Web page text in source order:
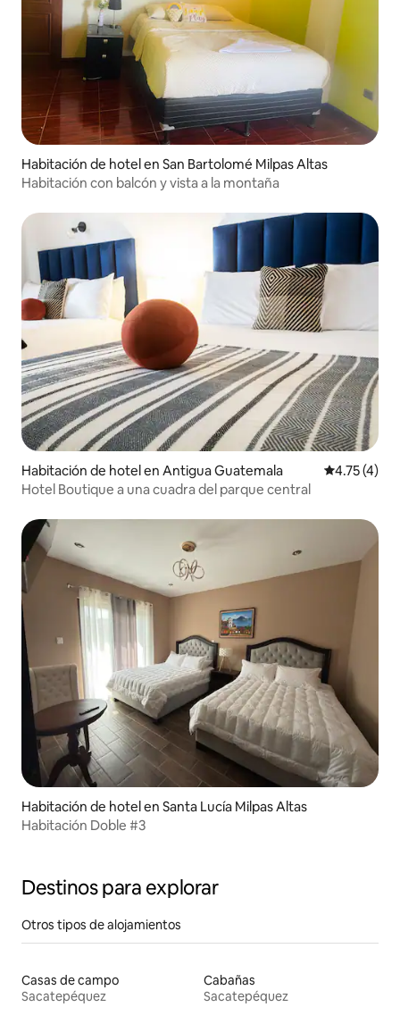
Habitación de hotel en San Bartolomé Milpas Altas
Habitación con balcón y vista a la montaña
Habitación de hotel en Antigua Guatemala Calificación
4.75 (4)
Hotel Boutique a una cuadra del parque central
Habitación de hotel en Santa Lucía Milpas Altas
Habitación Doble #3
Destinos para explorar
Otros tipos de alojamientos
Casas de campo
Sacatepéquez
Cabañas
Sacatepéquez